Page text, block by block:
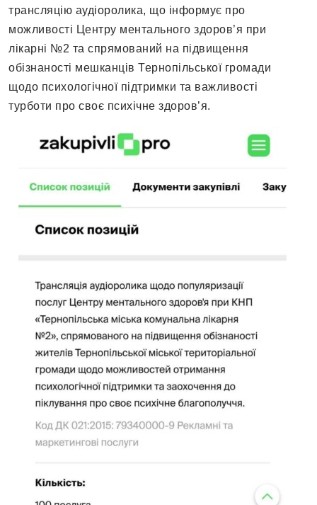
трансляцію аудіоролика, що інформує про
можливості Центру ментального здоров’я при
лікарні №2 та спрямований на підвищення
обізнаності мешканців Тернопільської громади
щодо психологічної підтримки та важливості
турботи про своє психічне здоров’я.